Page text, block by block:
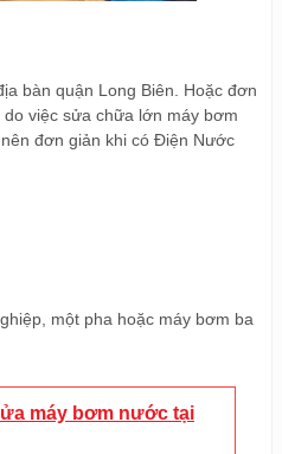
bàn quận Long Biên. Hoặc đơn
việc sửa chữa lớn máy bơm
đơn giản khi có Điện Nước
một pha hoặc máy bơm ba
máy bơm nước tại